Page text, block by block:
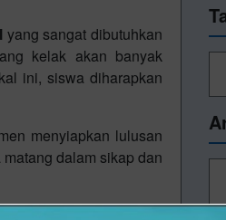
yang sangat dibutuhkan
kelak akan banyak
ini, siswa diharapkan
menyiapkan lulusan
dalam sikap dan